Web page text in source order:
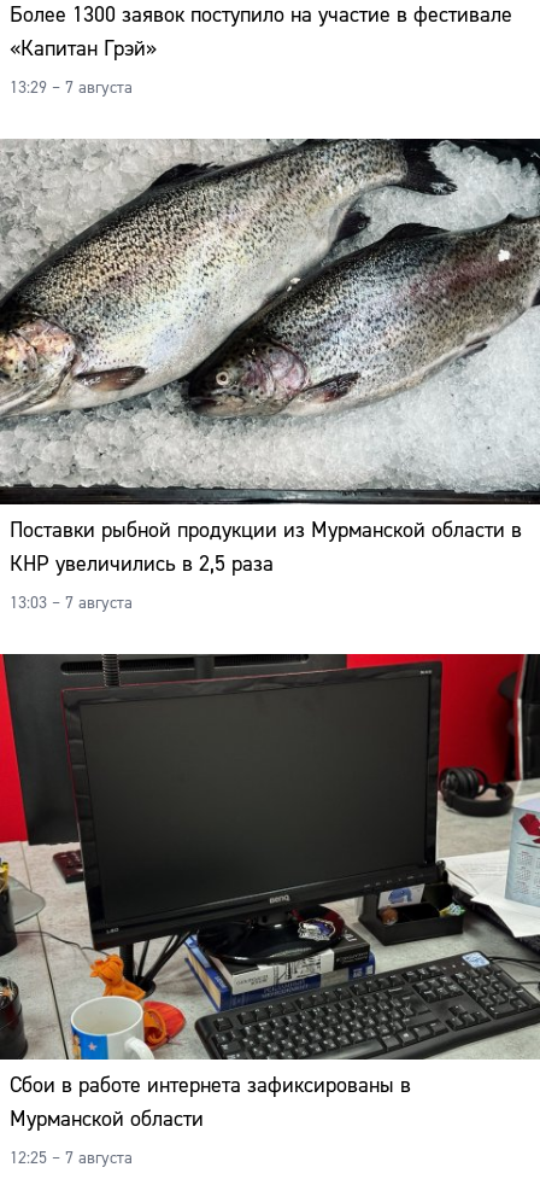
Более 1300 заявок поступило на участие в фестивале
«Капитан Грэй»
13:29 – 7 августа
Поставки рыбной продукции из Мурманской области в
КНР увеличились в 2,5 раза
13:03 – 7 августа
Сбои в работе интернета зафиксированы в
Мурманской области
12:25 – 7 августа